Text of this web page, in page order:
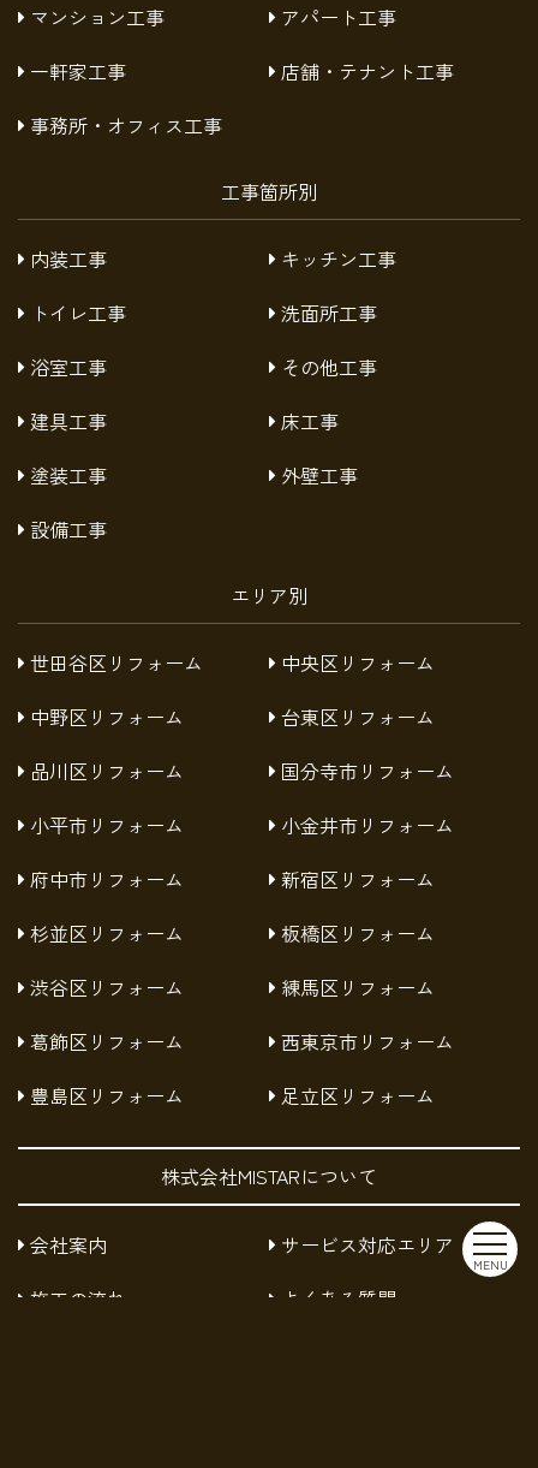
MENU
マンション工事
アパート工事
一軒家工事
店舗・テナント工事
事務所・オフィス工事
工事箇所別
内装工事
キッチン工事
トイレ工事
洗面所工事
浴室工事
その他工事
建具工事
床工事
塗装工事
外壁工事
設備工事
エリア別
世田谷区リフォーム
中央区リフォーム
中野区リフォーム
台東区リフォーム
品川区リフォーム
国分寺市リフォーム
小平市リフォーム
小金井市リフォーム
府中市リフォーム
新宿区リフォーム
杉並区リフォーム
板橋区リフォーム
渋谷区リフォーム
練馬区リフォーム
葛飾区リフォーム
西東京市リフォーム
豊島区リフォーム
足立区リフォーム
株式会社MISTARについて
会社案内
サービス対応エリア
施工の流れ
よくある質問